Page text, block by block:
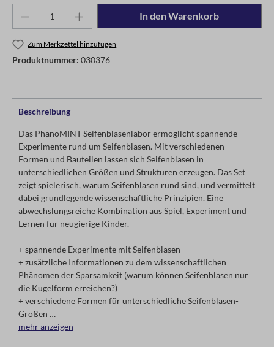
In den Warenkorb
Zum Merkzettel hinzufügen
Produktnummer: 030376
Beschreibung
Das PhänoMINT Seifenblasenlabor ermöglicht spannende
Experimente rund um Seifenblasen. Mit verschiedenen
Formen und Bauteilen lassen sich Seifenblasen in
unterschiedlichen Größen und Strukturen erzeugen. Das Set
zeigt spielerisch, warum Seifenblasen rund sind, und vermittelt
dabei grundlegende wissenschaftliche Prinzipien. Eine
abwechslungsreiche Kombination aus Spiel, Experiment und
Lernen für neugierige Kinder.
+ spannende Experimente mit Seifenblasen
+ zusätzliche Informationen zu dem wissenschaftlichen
Phänomen der Sparsamkeit (warum können Seifenblasen nur
die Kugelform erreichen?)
+ verschiedene Formen für unterschiedliche Seifenblasen-
Größen
+ inklusive Seifenblasen-Konzentrat (ergibt ca. 600 ml
mehr anzeigen